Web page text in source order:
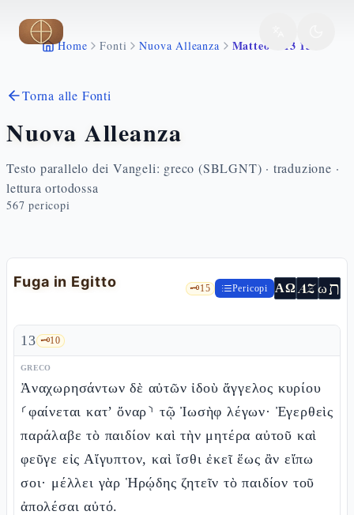
Vai al contenuto principale
Home Fonti Nuova Alleanza Matteo 2 13 15
Torna alle Fonti
Nuova Alleanza
Testo parallelo dei Vangeli: greco (SBLGNT) · traduzione ·
lettura ortodossa
567 pericopi
Fuga in Egitto 🗝️15 Pericopi ΑΩ AZωת
13 🗝️10
GRECO
Ἀναχωρησάντων δὲ αὐτῶν ἰδοὺ ἄγγελος κυρίου
⸂φαίνεται κατ’ ὄναρ⸃ τῷ Ἰωσὴφ λέγων· Ἐγερθεὶς
παράλαβε τὸ παιδίον καὶ τὴν μητέρα αὐτοῦ καὶ
φεῦγε εἰς Αἴγυπτον, καὶ ἴσθι ἐκεῖ ἕως ἂν εἴπω
σοι· μέλλει γὰρ Ἡρῴδης ζητεῖν τὸ παιδίον τοῦ
ἀπολέσαι αὐτό.